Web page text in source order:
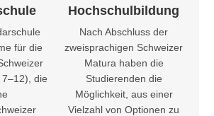
für die
die
Hochschulbildung
Nach Abschluss der
zweisprachigen Schweizer
Matura haben die
Studierenden die
Möglichkeit, aus einer
Vielzahl von Optionen zu